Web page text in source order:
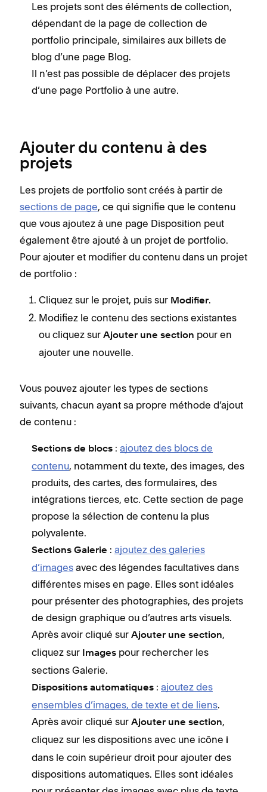
Les projets sont des éléments de collection,
dépendant de la page de collection de
portfolio principale, similaires aux billets de
blog d’une page Blog.
Il n’est pas possible de déplacer des projets
d’une page Portfolio à une autre.
Ajouter du contenu à des
projets
Les projets de portfolio sont créés à partir de
sections de page, ce qui signifie que le contenu
que vous ajoutez à une page Disposition peut
également être ajouté à un projet de portfolio.
Pour ajouter et modifier du contenu dans un projet
de portfolio :
Cliquez sur le projet, puis sur Modifier.
Modifiez le contenu des sections existantes
ou cliquez sur Ajouter une section pour en
ajouter une nouvelle.
Vous pouvez ajouter les types de sections
suivants, chacun ayant sa propre méthode d’ajout
de contenu :
Sections de blocs : ajoutez des blocs de
contenu, notamment du texte, des images, des
produits, des cartes, des formulaires, des
intégrations tierces, etc. Cette section de page
propose la sélection de contenu la plus
polyvalente.
Sections Galerie : ajoutez des galeries
d’images avec des légendes facultatives dans
différentes mises en page. Elles sont idéales
pour présenter des photographies, des projets
de design graphique ou d’autres arts visuels.
Après avoir cliqué sur Ajouter une section,
cliquez sur Images pour rechercher les
sections Galerie.
Dispositions automatiques : ajoutez des
ensembles d’images, de texte et de liens.
Après avoir cliqué sur Ajouter une section,
cliquez sur les dispositions avec une icône i
dans le coin supérieur droit pour ajouter des
dispositions automatiques. Elles sont idéales